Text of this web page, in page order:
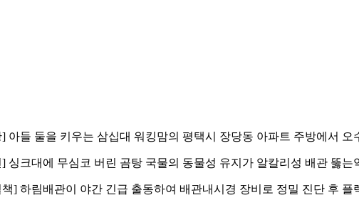
아들 둘을 키우는 삼십대 워킹맘의 평택시 장당동 아파트 주방에서 오
싱크대에 무심코 버린 곰탕 국물의 동물성 유지가 알칼리성 배관 뚫
] 하림배관이 야간 긴급 출동하여 배관내시경 장비로 정밀 진단 후